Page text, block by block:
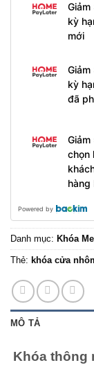
kỳ
mới
kỳ
đã
chọn
hàng
Powered by
Danh mục: Khóa
Thẻ: khóa cửa
MÔ TẢ
Khóa thông